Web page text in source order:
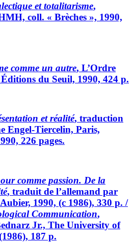
et totalitarisme,
coll. « Brèches », 1990,
comme un autre, L’Ordre
du Seuil, 1990, 424 p.
et réalité, traduction
Engel-Tiercelin, Paris,
226 pages.
comme passion. De la
, traduit de l’allemand par
1990, (c 1986), 330 p. /
Communication,
Jr., The University of
187 p.